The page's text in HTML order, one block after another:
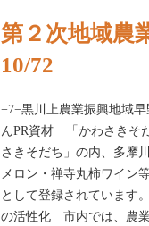
第２次地域農
10/72
−7−黒川上農業振興地域
んPR資材 「かわさきそ
さきそだち」の内、多摩
メロン・禅寺丸柿ワイン
として登録されています
の活性化 市内では、農